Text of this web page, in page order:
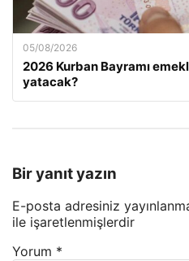
05/08/2026
2026 Kurban Bayramı
yatacak?
Bir yanıt yazın
E-posta adresiniz
ile işaretlenmişlerdir
Yorum *